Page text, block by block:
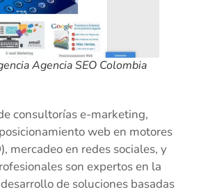
Agencia SEO Colombia
consultorías e-marketing,
web en motores
mercadeo en redes sociales, y
son expertos en la
de soluciones basadas